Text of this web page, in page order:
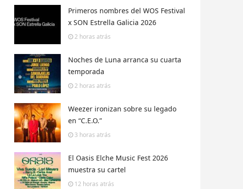
Primeros nombres del WOS Festival
x SON Estrella Galicia 2026
2 horas atrás
Noches de Luna arranca su cuarta
temporada
2 horas atrás
Weezer ironizan sobre su legado
en “C.E.O.”
3 horas atrás
El Oasis Elche Music Fest 2026
muestra su cartel
12 horas atrás